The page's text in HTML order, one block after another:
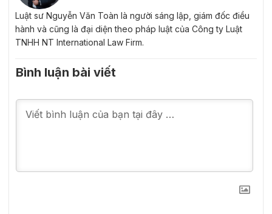
Luật sư Nguyễn Văn Toàn là người sáng lập, giám đốc điều
hành và cũng là đại diện theo pháp luật của Công ty Luật
TNHH NT International Law Firm.
Bình luận bài viết